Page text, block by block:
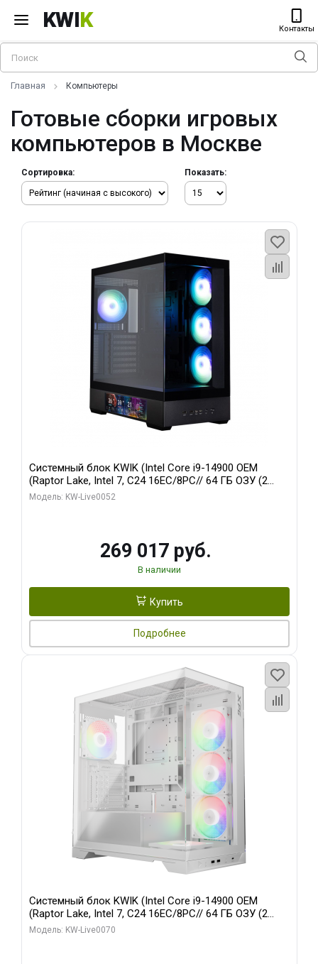
KWIK Контакты
Главная Компьютеры
Готовые сборки игровых
компьютеров в Москве
Сортировка: Показать:
Системный блок KWIK (Intel Core i9-14900 OEM
(Raptor Lake, Intel 7, C24 16EC/8PC// 64 ГБ ОЗУ (2
модуля)/ Palit RTX5080 GAMINGPRO OC 16GB GDDR7
Модель: KW-Live0052
269 017 руб.
В наличии
Купить
Подробнее
Системный блок KWIK (Intel Core i9-14900 OEM
(Raptor Lake, Intel 7, C24 16EC/8PC// 64 ГБ ОЗУ (2
модуля)/ Gigabyte RTX5080 XTREME WATERFORCE
Модель: KW-Live0070